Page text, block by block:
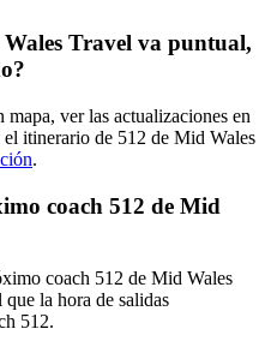
Travel va puntual,
mapa, ver las actualizaciones en
itinerario de 512 de Mid Wales
.
coach 512 de Mid
coach 512 de Mid Wales
que la hora de salidas
512.